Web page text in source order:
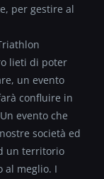
per gestire al
lieti di poter
un evento
confluire in
evento che
società ed
un territorio
al meglio. I